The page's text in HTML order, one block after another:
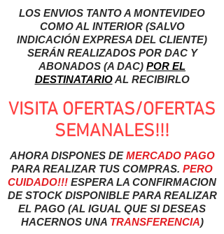
LOS ENVIOS TANTO A MONTEVIDEO
COMO AL INTERIOR (SALVO
INDICACIÓN EXPRESA DEL CLIENTE)
SERÁN REALIZADOS POR DAC Y
ABONADOS (A DAC) POR EL
DESTINATARIOAL RECIBIRLO
VISITA OFERTAS/OFERTAS
SEMANALES!!!
AHORA DISPONES DEMERCADO PAGO
PARA REALIZAR TUS COMPRAS. PERO
CUIDADO!!! ESPERA LA CONFIRMACION
DE STOCK DISPONIBLE PARA REALIZAR
EL PAGO (AL IGUAL QUE SI DESEAS
HACERNOS UNA TRANSFERENCIA)